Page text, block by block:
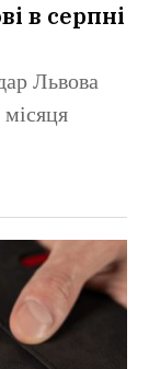
в серпні
Львова